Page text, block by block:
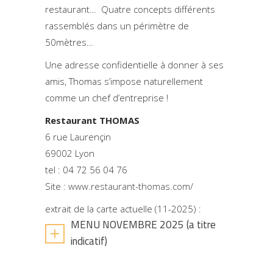
restaurant… Quatre concepts différents
rassemblés dans un périmètre de
50mètres…
Une adresse confidentielle à donner à ses
amis, Thomas s’impose naturellement
comme un chef d’entreprise !
Restaurant THOMAS
6 rue Laurençin
69002 Lyon
tel : 04 72 56 04 76
Site : www.restaurant-thomas.com/
extrait de la carte actuelle (11-2025) :
MENU NOVEMBRE 2025 (a titre
indicatif)